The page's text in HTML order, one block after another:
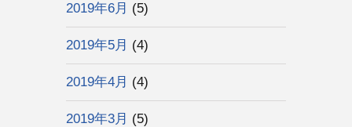
2019年6月 (5)
2019年5月 (4)
2019年4月 (4)
2019年3月 (5)